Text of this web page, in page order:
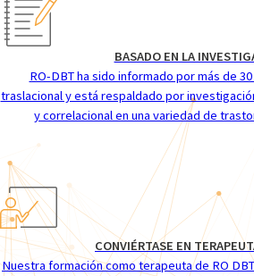
BASADO EN LA
RO-DBT ha sido informado por más de
traslacional y está respaldado por
y correlacional en una variedad de
CONVIÉRTASE EN
Nuestra formación como terapeuta de RO